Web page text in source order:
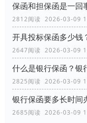
保函和担保函是一回
2812阅读 2026-03-09
开具投标保函多少钱
2647阅读 2026-03-09
什么是银行保函？银
2825阅读 2026-03-09
银行保函要多长时间
2685阅读 2026-03-09